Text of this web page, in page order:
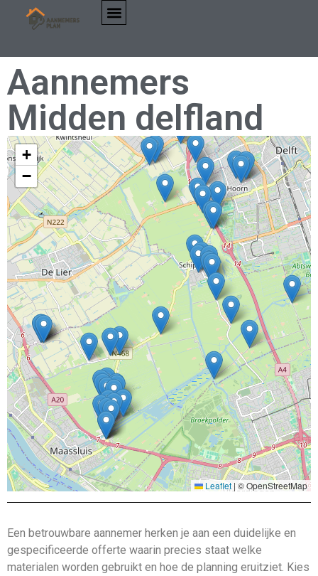
Aannemers
Midden delfland
+
−
Leaflet | © OpenStreetMap
Een betrouwbare aannemer herken je aan een duidelijke en
gespecificeerde offerte waarin precies staat welke
materialen worden gebruikt en hoe de planning eruitziet. Kies